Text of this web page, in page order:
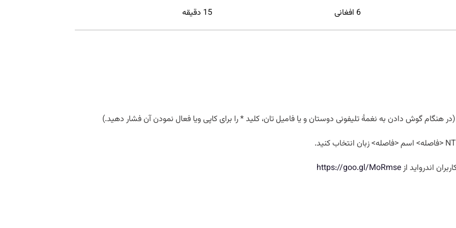
15 دقیقه 6 افغانی
هنگام گوش دادن به نغمۀ تلیفونی دوستان و یا فامیل تان، کلید * را برای کاپی ویا فعال نمودن آن فشار دهید.)
اندرواید ازhttps://goo.gl/MoRmse